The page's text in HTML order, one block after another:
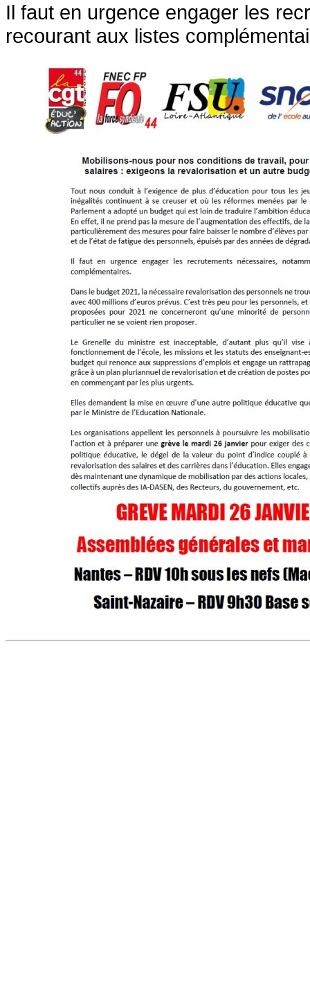
Il faut en urgence engager les
recourant aux listes